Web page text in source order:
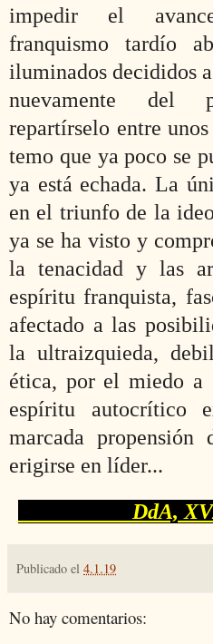
impedir el
franquismo tardío
iluminados decididos
nuevamente
repartírselo entre
temo que ya poco se
ya está echada. La
en el triunfo de la
ya se ha visto y
la tenacidad y las
espíritu franquista,
afectado a las
la ultraizquieda,
ética, por el miedo a
espíritu autocrítico
marcada
erigirse en líder...
DdA,
Publicado el 4.1.19
No hay comentarios: